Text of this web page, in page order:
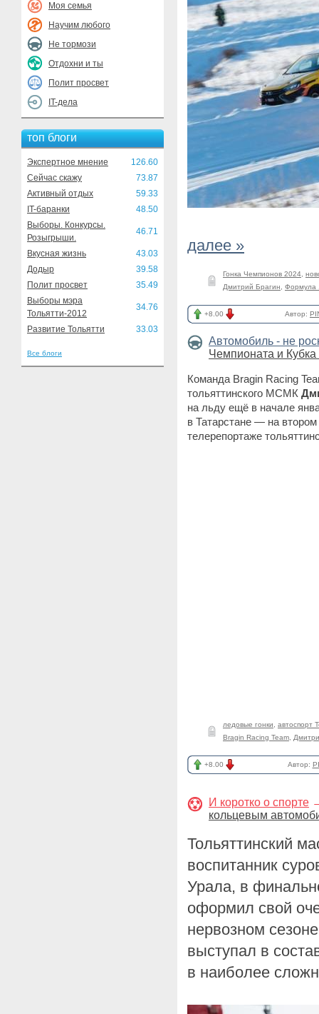
Моя семья
Научим любого
Не тормози
Отдохни и ты
Полит просвет
IT-дела
топ блоги
Экспертное мнение
126.60
Сейчас скажу
73.87
Активный отдых
59.33
IT-баранки
48.50
Выборы. Конкурсы.
Розыгрыши.
46.71
Вкусная жизнь
43.03
Додыр
39.58
Полит просвет
35.49
Выборы мэра
Тольятти-2012
34.76
Развитие Тольятти 33.03
Все блоги
далее »
Гонка Чемпионов 2024
Дмитрий Брагин
Формула
+8.00 Автор:
Автомобиль - не
Чемпионата и
Команда Bragin Racing
тольяттинского МСМК
на льду ещё в начале
в Татарстане — на
телерепортаже
ледовые гонки
автоспорт
Bragin Racing Team
+8.00 Автор:
И коротко о спорте
кольцевым
Тольяттинский
воспитанник
Урала, в
оформил свой
нервозном
выступал в
в наиболее